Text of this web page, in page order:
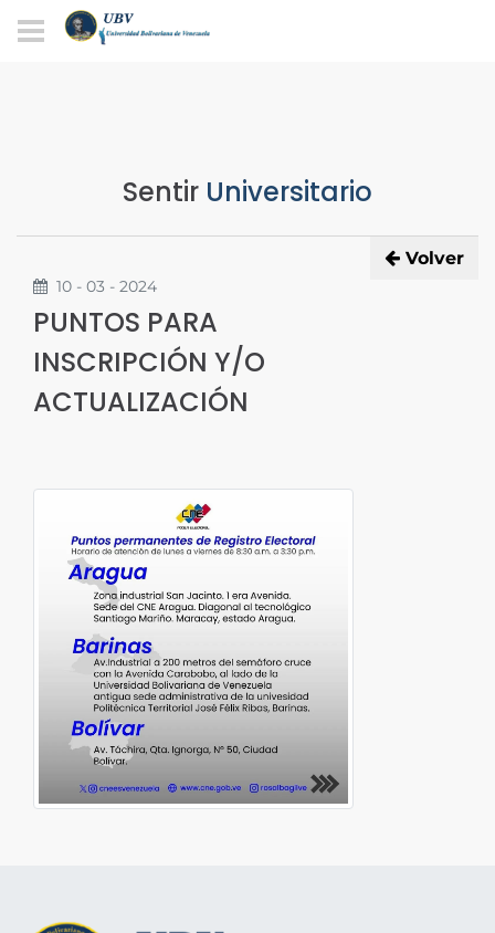
Sentir Universitario
Volver
10 - 03 - 2024
PUNTOS PARA
INSCRIPCIÓN Y/O
ACTUALIZACIÓN